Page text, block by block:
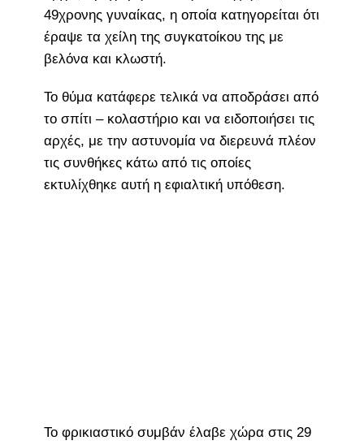
49χρονης γυναίκας, η οποία κατηγορείται ότι
έραψε τα χείλη της συγκατοίκου της με
βελόνα και κλωστή.
Το θύμα κατάφερε τελικά να αποδράσει από
το σπίτι – κολαστήριο και να ειδοποιήσει τις
αρχές, με την αστυνομία να διερευνά πλέον
τις συνθήκες κάτω από τις οποίες
εκτυλίχθηκε αυτή η εφιαλτική υπόθεση.
Το φρικιαστικό συμβάν έλαβε χώρα στις 29